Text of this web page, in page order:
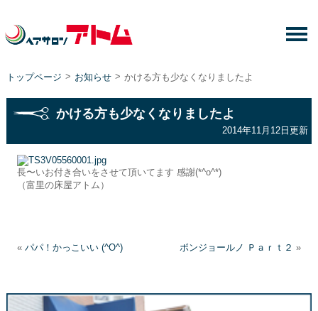
トップページ > お知らせ > かける方も少なくなりましたよ
かける方も少なくなりましたよ
2014年11月12日更新
長〜いお付き合いをさせて頂いてます 感謝(*^o^*)
（富里の床屋アトム）
« パパ！かっこいい (^O^) ボンジョールノ Ｐａｒｔ２ »